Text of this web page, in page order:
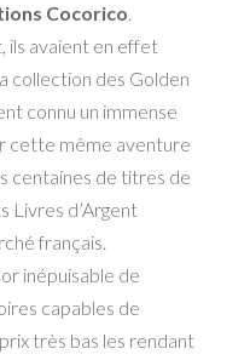
Cocorico.
ils avaient en effet
collection des Golden
connu un immense
cette même aventure
centaines de titres de
Livres d’Argent
français.
inépuisable de
capables de
très bas les rendant